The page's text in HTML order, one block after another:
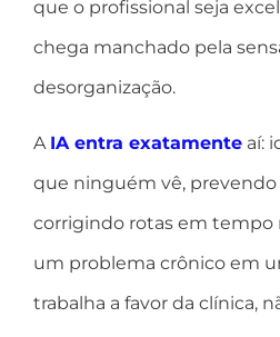
que o profissional seja
chega manchado pela
desorganização.
A IA entra exatamente aí:
que ninguém vê, prevendo
corrigindo rotas em tempo
um problema crônico em
trabalha a favor da clínica,